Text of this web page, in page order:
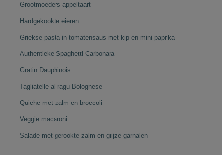
Grootmoeders appeltaart
Hardgekookte eieren
Griekse pasta in tomatensaus met kip en mini-paprika
Authentieke Spaghetti Carbonara
Gratin Dauphinois
Tagliatelle al ragu Bolognese
Quiche met zalm en broccoli
Veggie macaroni
Salade met gerookte zalm en grijze garnalen